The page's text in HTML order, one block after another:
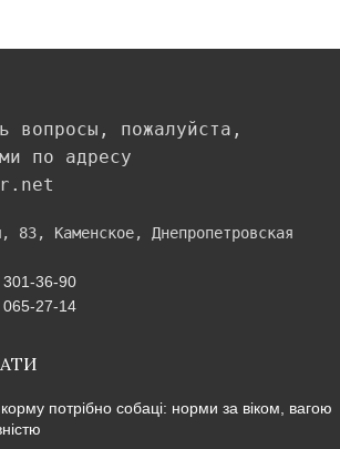
вопросы, пожалуйста,
по адресу
83, Каменское, Днепропетровская
36-90
27-14
корму потрібно собаці: норми за віком, вагою